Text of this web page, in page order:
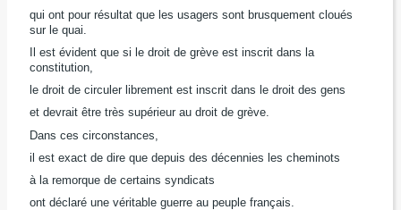
qui ont pour résultat que les usagers sont brusquement cloués
sur le quai.
Il est évident que si le droit de grève est inscrit dans la
constitution,
le droit de circuler librement est inscrit dans le droit des gens
et devrait être très supérieur au droit de grève.
Dans ces circonstances,
il est exact de dire que depuis des décennies les cheminots
à la remorque de certains syndicats
ont déclaré une véritable guerre au peuple français.